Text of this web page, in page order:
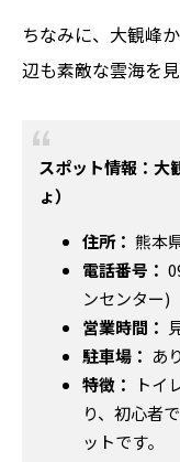
ちなみに、大観峰
辺も素敵な雲海を
スポット情報：大
ょ）
住所： 熊本
電話番号：
ンセンター)
営業時間：
駐車場： あ
特徴：
トイ
り、初心者
ットです。